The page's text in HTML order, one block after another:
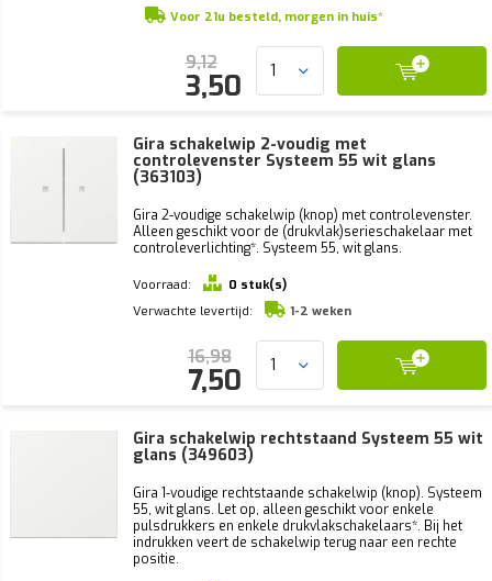
Voor 21u besteld, morgen in huis*
9,12
3,50
Gira schakelwip 2-voudig met
controlevenster Systeem 55 wit glans
(363103)
Gira 2-voudige schakelwip (knop) met controlevenster.
Alleen geschikt voor de (drukvlak)serieschakelaar met
controleverlichting*. Systeem 55, wit glans.
Voorraad:
0 stuk(s)
Verwachte levertijd:
1-2 weken
16,98
7,50
Gira schakelwip rechtstaand Systeem 55 wit
glans (349603)
Gira 1-voudige rechtstaande schakelwip (knop). Systeem
55, wit glans. Let op, alleen geschikt voor enkele
pulsdrukkers en enkele drukvlakschakelaars*. Bij het
indrukken veert de schakelwip terug naar een rechte
positie.